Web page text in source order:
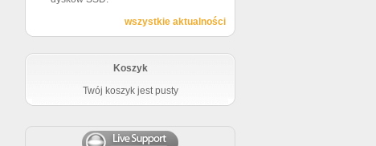
wszystkie aktualności
Koszyk
Twój koszyk jest pusty